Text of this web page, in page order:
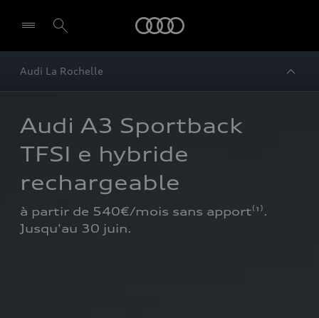
Audi La Rochelle
Audi A3 Sportback
TFSI e hybride
rechargeable
à partir de 540€/mois sans apport⁽¹⁾.
Jusqu'au 30 juin.